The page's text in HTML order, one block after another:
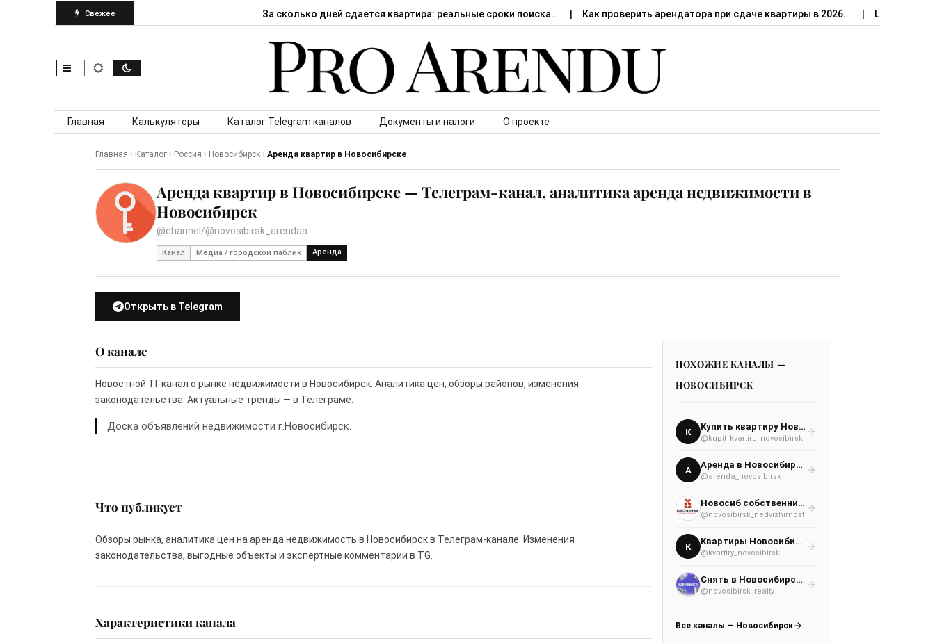
Свежее За сколько дней сдаётся квартира: реальные сроки поиска… Как проверить арендатора при сдаче квартиры в 2026… Штраф за
Skip to content
Главная Калькуляторы Каталог Telegram каналов Документы и налоги О проекте
Главная Каталог Россия Новосибирск Аренда квартир в Новосибирске
Аренда квартир в Новосибирске — Телеграм-канал, аналитика аренда недвижимости в
Новосибирск
@channel/@novosibirsk_arendaa
Канал Медиа / городской паблик Аренда
Открыть в Telegram
О канале
Новостной ТГ-канал о рынке недвижимости в Новосибирск. Аналитика цен, обзоры районов, изменения
законодательства. Актуальные тренды — в Телеграме.
Доска объявлений недвижимости г.Новосибирск.
Что публикует
Обзоры рынка, аналитика цен на аренда недвижимость в Новосибирск в Телеграм-канале. Изменения
законодательства, выгодные объекты и экспертные комментарии в TG.
Характеристики канала
ПОХОЖИЕ КАНАЛЫ —
НОВОСИБИРСК
К
Купить квартиру Новосибирск
@kupit_kvartiru_novosibirsk
А
Аренда в Новосибирске
@arenda_novosibirsk
Новосиб собственник ⭕️
@novosibirsk_nedvizhimost
К
Квартиры Новосибирск
@kvartiry_novosibirsk
Снять в Новосибирске квартиру. Купить дом, офис, гараж
@novosibirsk_realty
Все каналы — Новосибирск